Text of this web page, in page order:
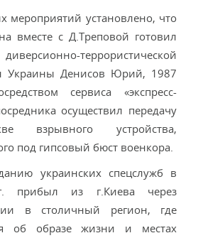
мероприятий установлено, что
вместе с Д.Треповой готовил
террористической
Украины Денисов Юрий, 1987
сервиса «экспресс-
осуществил передачу
взрывного устройства,
под гипсовый бюст военкора.
украинских спецслужб в
прибыл из г.Киева через
в столичный регион, где
об образе жизни и местах